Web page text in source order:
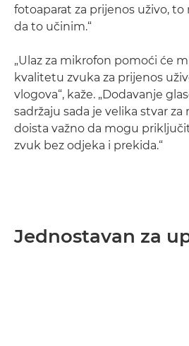
fotoaparat za prijenos uživo,
da to učinim.“
„Ulaz za mikrofon pomoći će
kvalitetu zvuka za prijenos
vlogova“, kaže. „Dodavanje
sadržaju sada je velika stvar
doista važno da mogu
zvuk bez odjeka i prekida.“
Jednostavan za